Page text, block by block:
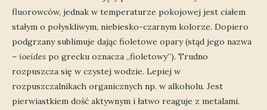
fluorowców, jednak w temperaturze pokojowej jest ciałem
stałym o połyskliwym, niebiesko-czarnym kolorze. Dopiero
podgrzany sublimuje dając fioletowe opary (stąd jego nazwa
– ioeides po grecku oznacza „fioletowy”). Trudno
rozpuszcza się w czystej wodzie. Lepiej w
rozpuszczalnikach organicznych np. w alkoholu. Jest
pierwiastkiem dość aktywnym i łatwo reaguje z metalami.